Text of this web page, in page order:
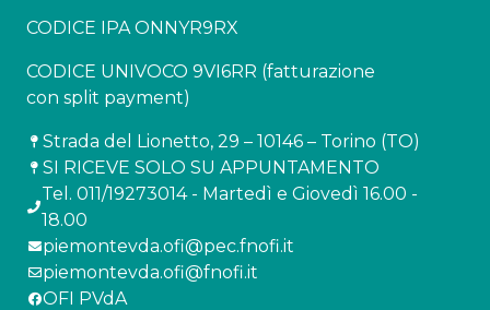
CODICE IPA ONNYR9RX
CODICE UNIVOCO 9VI6RR (fatturazione
con split payment)
Strada del Lionetto, 29 – 10146 – Torino (TO)
SI RICEVE SOLO SU APPUNTAMENTO
Tel. 011/19273014 - Martedì e Giovedì 16.00 -
18.00
piemontevda.ofi@pec.fnofi.it
piemontevda.ofi@fnofi.it
OFI PVdA